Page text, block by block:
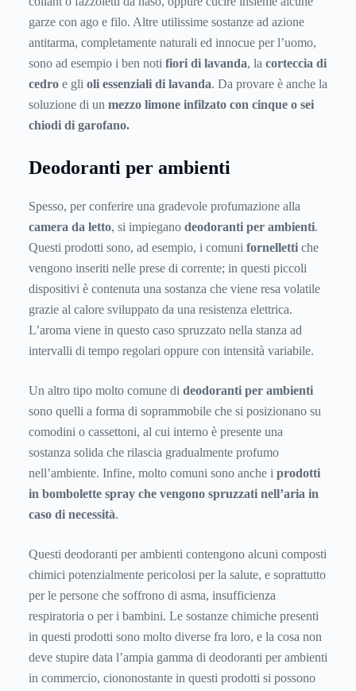
garze con ago e filo. Altre utilissime sostanze ad azione
antitarma, completamente naturali ed innocue per l’uomo,
sono ad esempio i ben noti fiori di lavanda, la corteccia di
cedro e gli oli essenziali di lavanda. Da provare è anche la
soluzione di un mezzo limone infilzato con cinque o sei
chiodi di garofano.
Deodoranti per ambienti
Spesso, per conferire una gradevole profumazione alla
camera da letto, si impiegano deodoranti per ambienti.
Questi prodotti sono, ad esempio, i comuni fornelletti che
vengono inseriti nelle prese di corrente; in questi piccoli
dispositivi è contenuta una sostanza che viene resa volatile
grazie al calore sviluppato da una resistenza elettrica.
L’aroma viene in questo caso spruzzato nella stanza ad
intervalli di tempo regolari oppure con intensità variabile.
Un altro tipo molto comune di deodoranti per ambienti
sono quelli a forma di soprammobile che si posizionano su
comodini o cassettoni, al cui interno è presente una
sostanza solida che rilascia gradualmente profumo
nell’ambiente. Infine, molto comuni sono anche i prodotti
in bombolette spray che vengono spruzzati nell’aria in
caso di necessità.
Questi deodoranti per ambienti contengono alcuni composti
chimici potenzialmente pericolosi per la salute, e soprattutto
per le persone che soffrono di asma, insufficienza
respiratoria o per i bambini. Le sostanze chimiche presenti
in questi prodotti sono molto diverse fra loro, e la cosa non
deve stupire data l’ampia gamma di deodoranti per ambienti
in commercio, ciononostante in questi prodotti si possono